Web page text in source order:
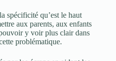
spécificité qu’est le haut
aux parents, aux enfants
y voir plus clair dans
problématique.